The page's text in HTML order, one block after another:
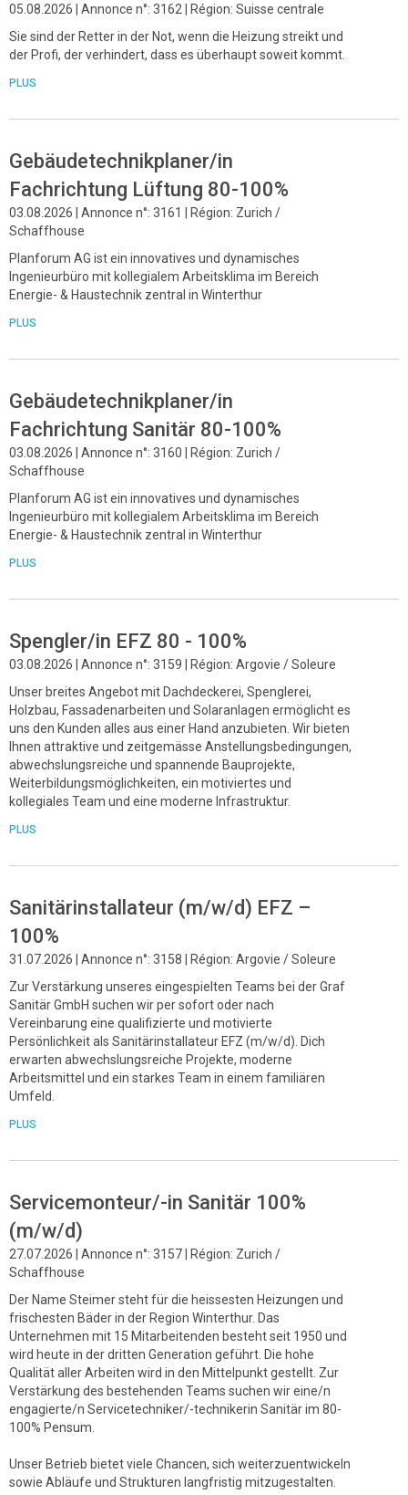
05.08.2026 | Annonce n°: 3162 | Région: Suisse centrale
Sie sind der Retter in der Not, wenn die Heizung streikt und
der Profi, der verhindert, dass es überhaupt soweit kommt.
PLUS
Gebäudetechnikplaner/in
Fachrichtung Lüftung 80-100%
03.08.2026 | Annonce n°: 3161 | Région: Zurich /
Schaffhouse
Planforum AG ist ein innovatives und dynamisches
Ingenieurbüro mit kollegialem Arbeitsklima im Bereich
Energie- & Haustechnik zentral in Winterthur
PLUS
Gebäudetechnikplaner/in
Fachrichtung Sanitär 80-100%
03.08.2026 | Annonce n°: 3160 | Région: Zurich /
Schaffhouse
Planforum AG ist ein innovatives und dynamisches
Ingenieurbüro mit kollegialem Arbeitsklima im Bereich
Energie- & Haustechnik zentral in Winterthur
PLUS
Spengler/in EFZ 80 - 100%
03.08.2026 | Annonce n°: 3159 | Région: Argovie / Soleure
Unser breites Angebot mit Dachdeckerei, Spenglerei,
Holzbau, Fassadenarbeiten und Solaranlagen ermöglicht es
uns den Kunden alles aus einer Hand anzubieten. Wir bieten
Ihnen attraktive und zeitgemässe Anstellungsbedingungen,
abwechslungsreiche und spannende Bauprojekte,
Weiterbildungsmöglichkeiten, ein motiviertes und
kollegiales Team und eine moderne Infrastruktur.
PLUS
Sanitärinstallateur (m/w/d) EFZ –
100%
31.07.2026 | Annonce n°: 3158 | Région: Argovie / Soleure
Zur Verstärkung unseres eingespielten Teams bei der Graf
Sanitär GmbH suchen wir per sofort oder nach
Vereinbarung eine qualifizierte und motivierte
Persönlichkeit als Sanitärinstallateur EFZ (m/w/d). Dich
erwarten abwechslungsreiche Projekte, moderne
Arbeitsmittel und ein starkes Team in einem familiären
Umfeld.
PLUS
Servicemonteur/-in Sanitär 100%
(m/w/d)
27.07.2026 | Annonce n°: 3157 | Région: Zurich /
Schaffhouse
Der Name Steimer steht für die heissesten Heizungen und
frischesten Bäder in der Region Winterthur. Das
Unternehmen mit 15 Mitarbeitenden besteht seit 1950 und
wird heute in der dritten Generation geführt. Die hohe
Qualität aller Arbeiten wird in den Mittelpunkt gestellt. Zur
Verstärkung des bestehenden Teams suchen wir eine/n
engagierte/n Servicetechniker/-technikerin Sanitär im 80-
100% Pensum.
Unser Betrieb bietet viele Chancen, sich weiterzuentwickeln
sowie Abläufe und Strukturen langfristig mitzugestalten.